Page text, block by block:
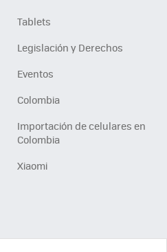
Tablets
Legislación y Derechos
Eventos
Colombia
Importación de celulares en
Colombia
Xiaomi